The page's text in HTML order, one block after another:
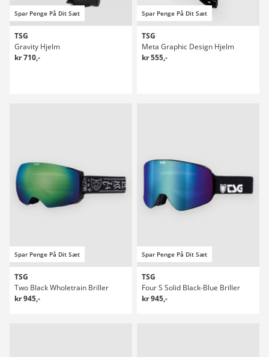
Spar Penge På Dit Sæt
TSG
Gravity Hjelm
kr 710,-
Spar Penge På Dit Sæt
TSG
Meta Graphic Design Hjelm
kr 555,-
Spar Penge På Dit Sæt
TSG
Two Black Wholetrain Briller
kr 945,-
Spar Penge På Dit Sæt
TSG
Four S Solid Black-Blue Briller
kr 945,-